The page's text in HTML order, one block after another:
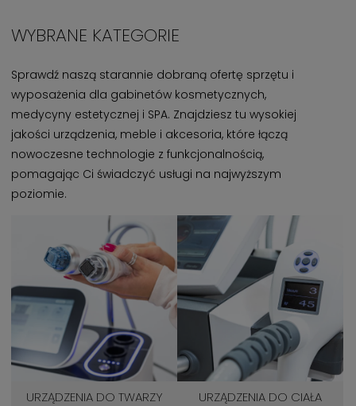
WYBRANE KATEGORIE
Sprawdź naszą starannie dobraną ofertę sprzętu i
wyposażenia dla gabinetów kosmetycznych,
medycyny estetycznej i SPA. Znajdziesz tu wysokiej
jakości urządzenia, meble i akcesoria, które łączą
nowoczesne technologie z funkcjonalnością,
pomagając Ci świadczyć usługi na najwyższym
poziomie.
URZĄDZENIA DO TWARZY URZĄDZENIA DO CIAŁA